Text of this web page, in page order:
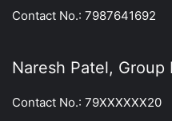
Contact No.: 7987641692
Naresh Patel, Group
Contact No.: 79XXXXXX20